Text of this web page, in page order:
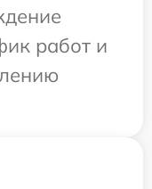
работ и